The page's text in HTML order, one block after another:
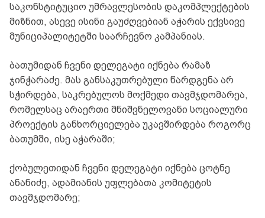
საკონსტიტუციო უმრავლესობის დაკომპლექტების
მიზნით, ასევე ისინი გაუძღვებიან აჭარის ექვსივე
მუნიციპალიტეტში საარჩევნო კამპანიას.
ბათუმიდან ჩვენი დელეგატი იქნება რამაზ
ჯინჭარაძე. მას განსაკუთრებული წარდგენა არ
სჭირდება, საკრებულოს მოქმედი თავმჯდომარეა,
რომელსაც არაერთი მნიშვნელოვანი სოციალური
პროექტის განხორციელება უკავშირდება როგორც
ბათუმში, ისე აჭარაში;
ქობულეთიდან ჩვენი დელეგატი იქნება ცოტნე
ანანიძე, ადამიანის უფლებათა კომიტეტის
თავმჯდომარე;